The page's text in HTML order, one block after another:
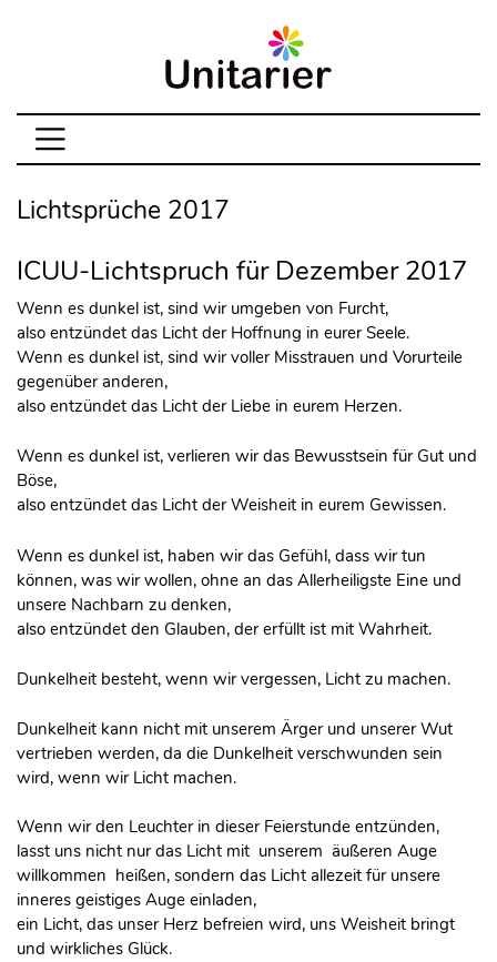
Lichtsprüche 2017
ICUU-Lichtspruch für Dezember 2017
Wenn es dunkel ist, sind wir umgeben von Furcht,
also entzündet das Licht der Hoffnung in eurer Seele.
Wenn es dunkel ist, sind wir voller Misstrauen und Vorurteile
gegenüber anderen,
also entzündet das Licht der Liebe in eurem Herzen.
Wenn es dunkel ist, verlieren wir das Bewusstsein für Gut und
Böse,
also entzündet das Licht der Weisheit in eurem Gewissen.
Wenn es dunkel ist, haben wir das Gefühl, dass wir tun
können, was wir wollen, ohne an das Allerheiligste Eine und
unsere Nachbarn zu denken,
also entzündet den Glauben, der erfüllt ist mit Wahrheit.
Dunkelheit besteht, wenn wir vergessen, Licht zu machen.
Dunkelheit kann nicht mit unserem Ärger und unserer Wut
vertrieben werden, da die Dunkelheit verschwunden sein
wird, wenn wir Licht machen.
Wenn wir den Leuchter in dieser Feierstunde entzünden,
lasst uns nicht nur das Licht mit unserem äußeren Auge
willkommen heißen, sondern das Licht allezeit für unsere
inneres geistiges Auge einladen,
ein Licht, das unser Herz befreien wird, uns Weisheit bringt
und wirkliches Glück.